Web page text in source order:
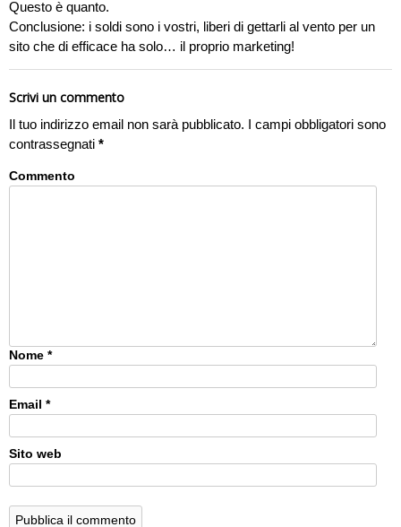
Questo è quanto.
Conclusione: i soldi sono i vostri, liberi di gettarli al vento per un
sito che di efficace ha solo… il proprio marketing!
Scrivi un commento
Il tuo indirizzo email non sarà pubblicato. I campi obbligatori sono
contrassegnati *
Commento
Nome *
Email *
Sito web